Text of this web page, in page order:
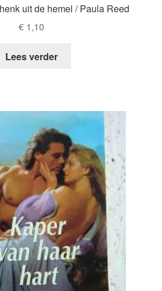
uit de hemel / Paula Reed
€ 1,10
Lees verder